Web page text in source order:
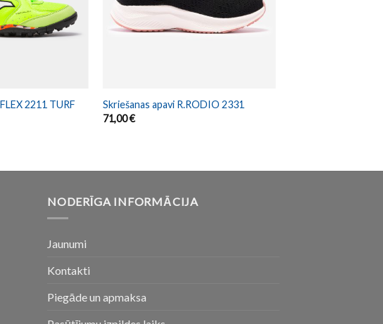
2211 TURF
Skriešanas apavi R.RODIO 2331
71,00€
NODERĪGA INFORMĀCIJA
Jaunumi
Kontakti
Piegāde un apmaksa